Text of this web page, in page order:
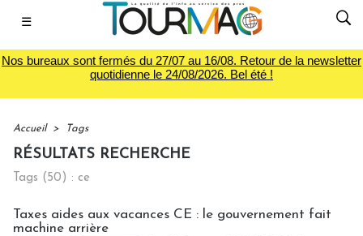
☰
Nos bureaux sont fermés du 27/07 au 16/08. Retour de la newsletter
quotidienne le 24/08/2026. Bel été !
Accueil > Tags
RÉSULTATS RECHERCHE
Tags (50) : ce
Taxes aides aux vacances CE : le gouvernement fait
machine arrière